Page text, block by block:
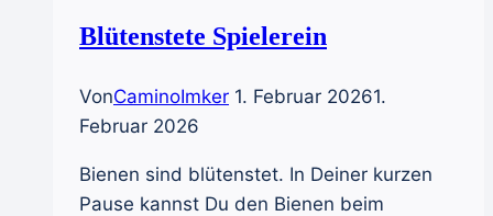
Blütenstete Spielerein
VonCaminoImker 1. Februar 20261.
Februar 2026
Bienen sind blütenstet. In Deiner kurzen
Pause kannst Du den Bienen beim